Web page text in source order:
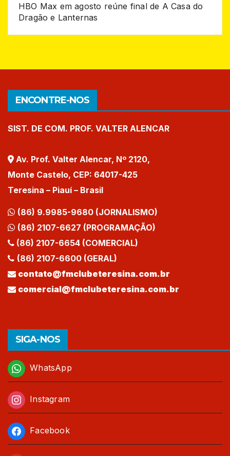
HBO Max em agosto reúne final de A Casa do
Dragão e Lanternas
ENCONTRE-NOS
SIST. DE COM. PROF. VALTER ALENCAR
Av. Prof. Valter Alencar, Nº 2120,
Monte Castelo, CEP: 64017-425
Teresina – Piauí – Brasil
(86) 9.9985-9680 (JORNALISMO)
(86) 2107-6627 (PROGRAMAÇÃO)
(86) 2107-6654 (COMERCIAL)
(86) 2107-6600 (GERAL)
contato@fmclubeteresina.com.br
comercial@fmclubeteresina.com.br
SIGA-NOS
WhatsApp
Instagram
Facebook